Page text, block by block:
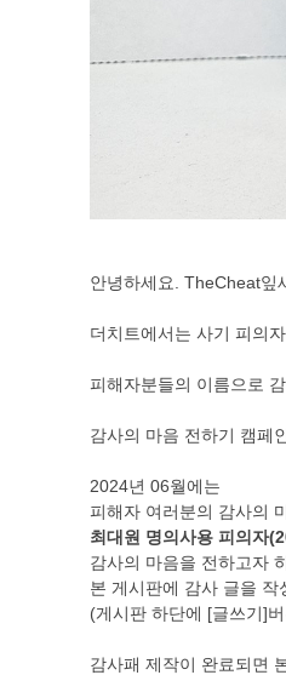
안녕하세요. TheCheat잎
더치트에서는 사기 피의
피해자분들의 이름으로
감사의 마음 전하기 캠페
2024년 06월에는
피해자 여러분의 감사의
최대원 명의사용 피의자
감사의 마음을 전하고자
본 게시판에 감사 글을 작
(게시판 하단에 [글쓰기]
감사패 제작이 완료되면